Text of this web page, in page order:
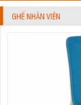
GHẾ NHÂN VIÊN